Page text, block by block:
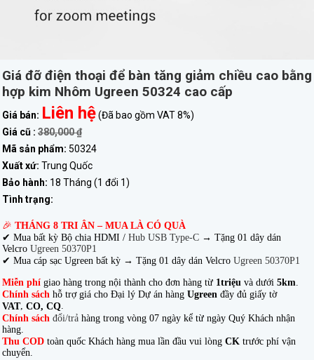
Giá đỡ điện thoại để bàn tăng giảm chiều cao bằng
hợp kim Nhôm Ugreen 50324 cao cấp
Giá bán: Liên hệ(Đã bao gồm VAT 8%)
Giá cũ : 380,000 ₫
Mã sản phẩm: 50324
Xuất xứ: Trung Quốc
Bảo hành: 18 Tháng (1 đổi 1)
Tình trạng:
🎉 THÁNG 8 TRI ÂN – MUA LÀ CÓ QUÀ
✔ Mua bất kỳ Bộ chia HDMI / Hub USB Type-C → Tặng 01 dây dán
Velcro Ugreen 50370P1
✔ Mua cáp sạc Ugreen bất kỳ → Tặng 01 dây dán Velcro Ugreen 50370P1
Miễn phí giao hàng trong nội thành cho đơn hàng từ 1triệu và dưới 5km.
Chính sách hỗ trợ giá cho Đại lý Dự án hàng Ugreen đầy đủ giấy tờ
VAT, CO, CQ.
Chính sách đổi/trả hàng trong vòng 07 ngày kể từ ngày Quý Khách nhận
hàng.
Thu COD toàn quốc Khách hàng mua lần đầu vui lòng CK trước phí vận
chuyển.